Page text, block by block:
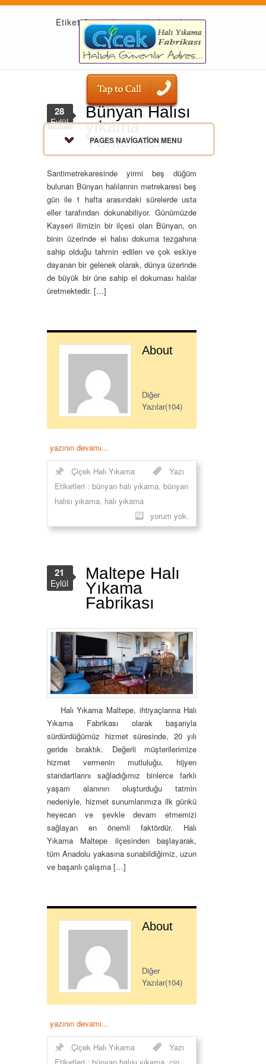
PAGES NAVIGATION MENU
Etiket Arşivi: bünyan halısı yıkama
Bünyan Halısı
yıkama
Yöntemleri
28
Eylül
Santimetrekaresinde yirmi beş düğüm
bulunan Bünyan halılarının metrekaresi beş
gün ile 1 hafta arasındaki sürelerde usta
eller tarafından dokunabiliyor. Günümüzde
Kayseri ilimizin bir ilçesi olan Bünyan, on
binin üzerinde el halısı dokuma tezgahına
sahip olduğu tahmin edilen ve çok eskiye
dayanan bir gelenek olarak, dünya üzerinde
de büyük bir üne sahip el dokuması halılar
üretmektedir. […]
About
Diğer
Yazılar(104)
yazının devamı...
Çiçek Halı Yıkama
Yazı
Etiketleri : bünyan halı yıkama, bünyan
halısı yıkama, halı yıkama
yorum yok.
Maltepe Halı
Yıkama
Fabrikası
21
Eylül
Halı Yıkama Maltepe, ihtiyaçlarına Halı
Yıkama Fabrikası olarak başarıyla
sürdürdüğümüz hizmet süresinde, 20 yılı
geride bıraktık. Değerli müşterilerimize
hizmet vermenin mutluluğu, hijyen
standartlarını sağladığımız binlerce farklı
yaşam alanının oluşturduğu tatmin
nedeniyle, hizmet sunumlarımıza ilk günkü
heyecan ve şevkle devam etmemizi
sağlayan en önemli faktördür. Halı
Yıkama Maltepe ilçesinden başlayarak,
tüm Anadolu yakasına sunabildiğimiz, uzun
ve başarılı çalışma […]
About
Diğer
Yazılar(104)
yazının devamı...
Çiçek Halı Yıkama
Yazı